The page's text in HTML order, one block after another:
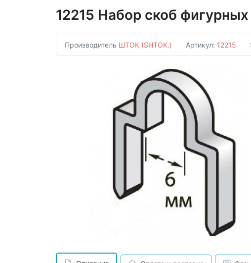
12215 Набор скоб
Производитель ШТОК (SHTOK.) Артикул: 12215